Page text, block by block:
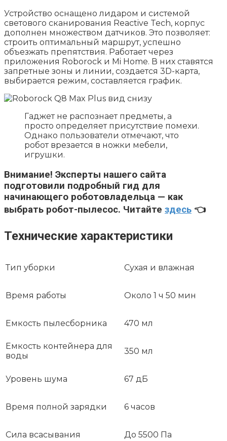
Устройство оснащено лидаром и системой
светового сканирования Reactive Tech, корпус
дополнен множеством датчиков. Это позволяет:
строить оптимальный маршрут, успешно
объезжать препятствия. Работает через
приложения Roborock и Mi Home. В них ставятся
запретные зоны и линии, создается 3D-карта,
выбирается режим, составляется график.
Гаджет не распознает предметы, а
просто определяет присутствие помехи.
Однако пользователи отмечают, что
робот врезается в ножки мебели,
игрушки.
Внимание! Эксперты нашего сайта
подготовили подробный гид для
начинающего роботовладельца — как
выбрать робот-пылесос. Читайте здесь 👈
Технические характеристики
Тип уборки Сухая и влажная
Время работы Около 1 ч 50 мин
Емкость пылесборника 470 мл
Емкость контейнера для
воды
350 мл
Уровень шума 67 дБ
Время полной зарядки 6 часов
Сила всасывания До 5500 Па